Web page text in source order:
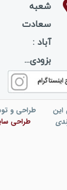
سعادت
بزودی...
طراحی و توسعه
طراحی سایت